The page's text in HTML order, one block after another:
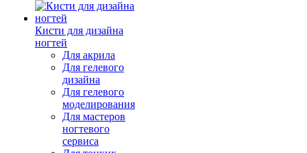
Кисти для дизайна
ногтей
Для акрила
Для гелевого
дизайна
Для гелевого
моделирования
Для мастеров
ногтевого
сервиса